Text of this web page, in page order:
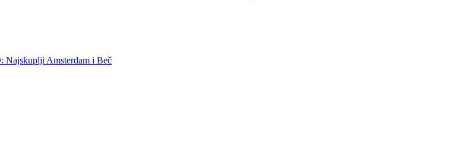
Amsterdam i Beč